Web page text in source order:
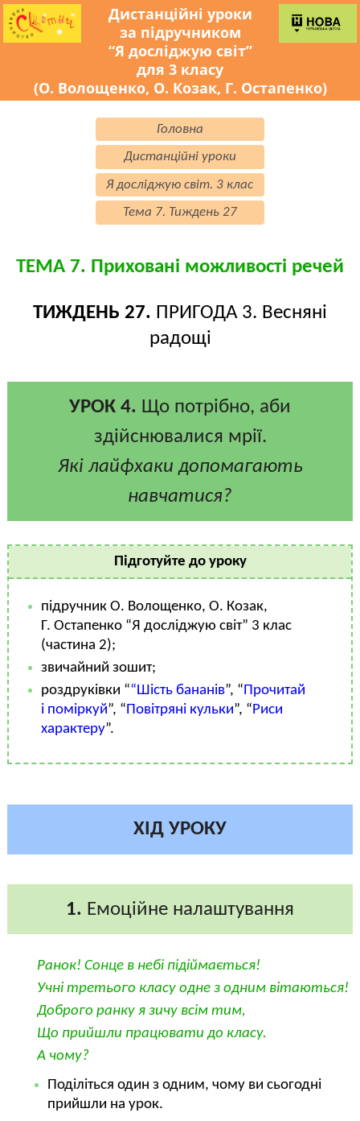
Дистанційні уроки
за підручником
“Я досліджую світ”
для 3 класу
(О. Волощенко, О. Козак, Г. Остапенко)
Головна
Дистанційні уроки
Я досліджую світ. 3 клас
Тема 7. Тиждень 27
ТЕМА 7. Приховані можливості речей
ТИЖДЕНЬ 27. ПРИГОДА 3. Весняні
радощі
УРОК 4. Що потрібно, аби
здійснювалися мрії.
Які лайфхаки допомагають
навчатися?
Підготуйте до уроку
підручник О. Волощенко, О. Козак,
Г. Остапенко “Я досліджую світ” 3 клас
(частина 2);
звичайний зошит;
роздруківки ““Шість бананів”, “Прочитай
і поміркуй”, “Повітряні кульки”, “Риси
характеру”.
ХІД УРОКУ
1. Емоційне налаштування
Ранок! Сонце в небі підіймається!
Учні третього класу одне з одним вітаються!
Доброго ранку я зичу всім тим,
Що прийшли працювати до класу.
А чому?
Поділіться один з одним, чому ви сьогодні
прийшли на урок.